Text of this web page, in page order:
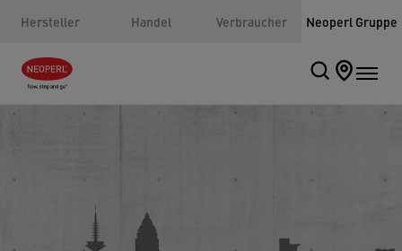
Hersteller Handel Verbraucher Neoperl Gruppe